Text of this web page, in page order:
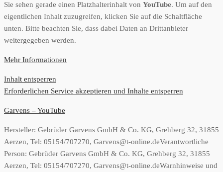
Sie sehen gerade einen Platzhalterinhalt von YouTube. Um auf den
eigentlichen Inhalt zuzugreifen, klicken Sie auf die Schaltfläche
unten. Bitte beachten Sie, dass dabei Daten an Drittanbieter
weitergegeben werden.
Mehr Informationen
Inhalt entsperren
Erforderlichen Service akzeptieren und Inhalte entsperren
Garvens – YouTube
Hersteller: Gebrüder Garvens GmbH & Co. KG, Grehberg 32, 31855
Aerzen, Tel: 05154/707270, Garvens@t-online.deVerantwortliche
Person: Gebrüder Garvens GmbH & Co. KG, Grehberg 32, 31855
Aerzen, Tel: 05154/707270, Garvens@t-online.deWarnhinweise und